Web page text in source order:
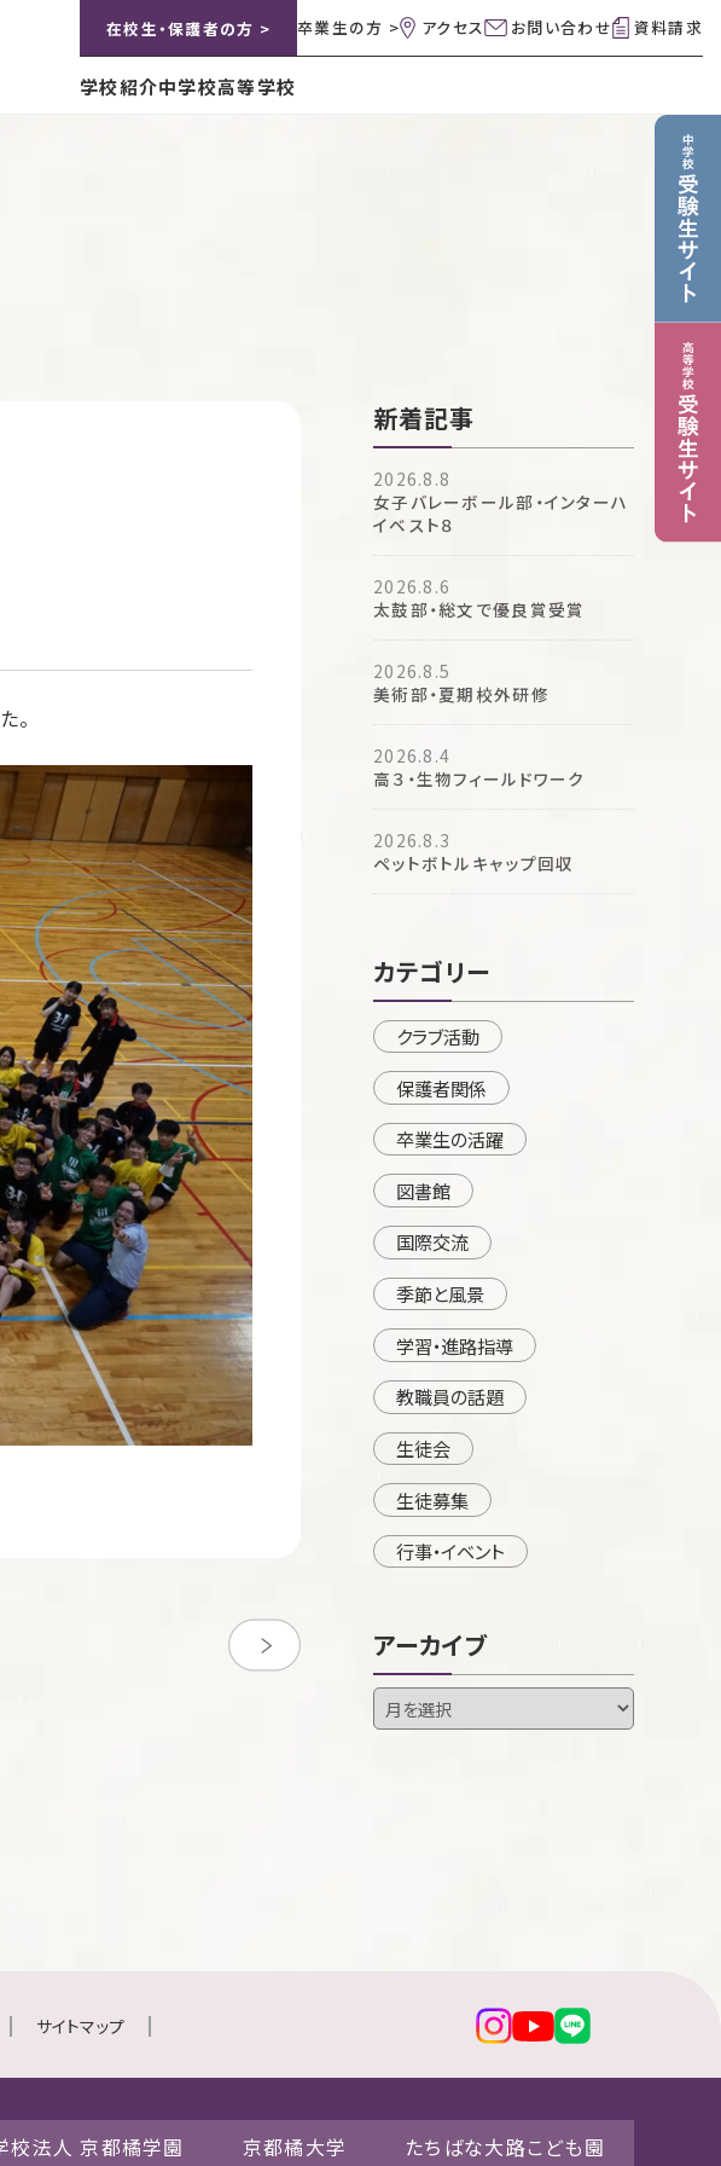
在校生・保護者の方 > 卒業生の方 > アクセス お問い合わせ 資料請求
学校紹介中学校高等学校
。
新着記事
2026.8.8
女子バレーボール部・インターハ
イベスト８
2026.8.6
太鼓部・総文で優良賞受賞
2026.8.5
美術部・夏期校外研修
2026.8.4
高３・生物フィールドワーク
2026.8.3
ペットボトルキャップ回収
カテゴリー
クラブ活動
保護者関係
卒業生の活躍
図書館
国際交流
季節と風景
学習・進路指導
教職員の話題
生徒会
生徒募集
行事・イベント
アーカイブ
サイトマップ
校法人 京都橘学園 京都橘大学 たちばな大路こども園